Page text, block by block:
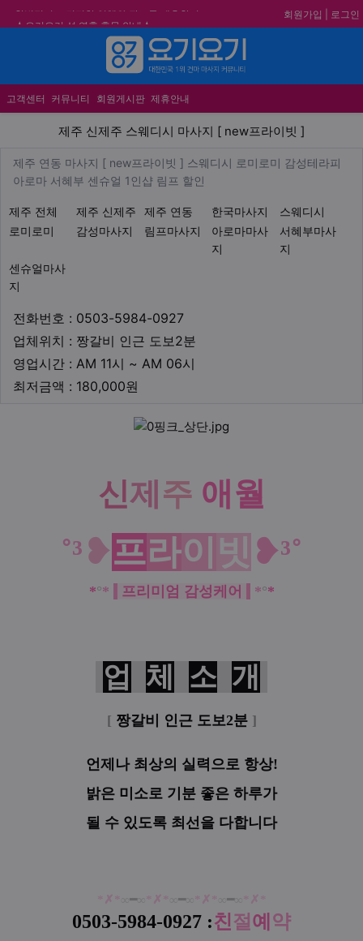
★요기요기 설 연휴 휴무 안내★
★ 요기요기 업체회원 안내사항 ★
불건전한 게시글은 삭제 및 회원탈퇴 됩니다.
합법적이고 건전한 업체와 광고를 제휴합니다.
회원가입 로그인
고객센터 커뮤니티 회원게시판 제휴안내
제주 신제주 스웨디시 마사지
제주 신제주 스웨디시 마사지 [ new프라이빗 ]
업체 정보
제주 연동 마사지 [ new프라이
제주 연동 마사지 [ new프라이빗 ] 스웨디시 로미로미 감성테라피
아로마 서혜부 센슈얼 1인샵 림프 할인
제주 전체 제주 신제주 제주 연동
지역1 한국마사지
스웨디시
로미로미
감성마사지 림프마사지
아로마마사
지
서혜부마사
지
센슈얼마사
지
테마
전화번호 : 0503-5984-0927업체연락처
업체위치 : 짱갈비 인근 도보2분
영업시간 : AM 11시 ~ AM 06시
최저금액 : 180,000원
신제 주 애월
˚³❥프라이 빗 ❥³˚
*°* 프리미엄 감성케어 *°*
업 체 소 개
[ 짱갈비 인근 도보2분 ]
언제나 최상의 실력으로 항상!
밝은 미소로 기분 좋은 하루가
될 수 있도록 최선을 다합니다
* ✗* ━∞ * ✗* ━∞ * ✗* ━∞ * ✗*
0503-5984-0927 :친절 예 약